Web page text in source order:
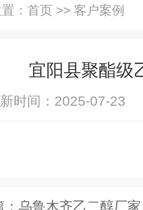
： 首页 >> 客户案例
宜阳县聚酯级
时间：2025-07-
乌鲁木齐乙二醇厂家